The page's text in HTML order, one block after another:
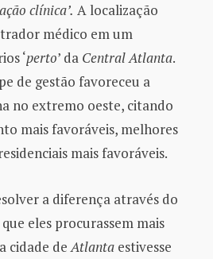
clínica’. A localização
médico em um
‘perto’ da Central Atlanta.
de gestão favoreceu a
no extremo oeste, citando
mais favoráveis, melhores
mais favoráveis.
a diferença através do
eles procurassem mais
cidade deAtlanta estivesse